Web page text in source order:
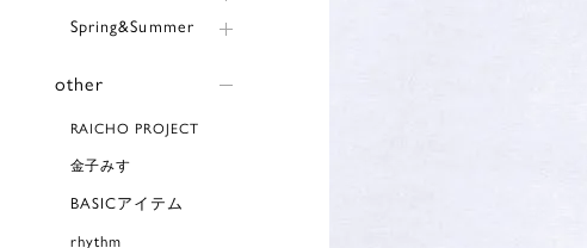
Spring&Summer
other
RAICHO PROJECT
金子みすゞ
BASICアイテム
rhythm